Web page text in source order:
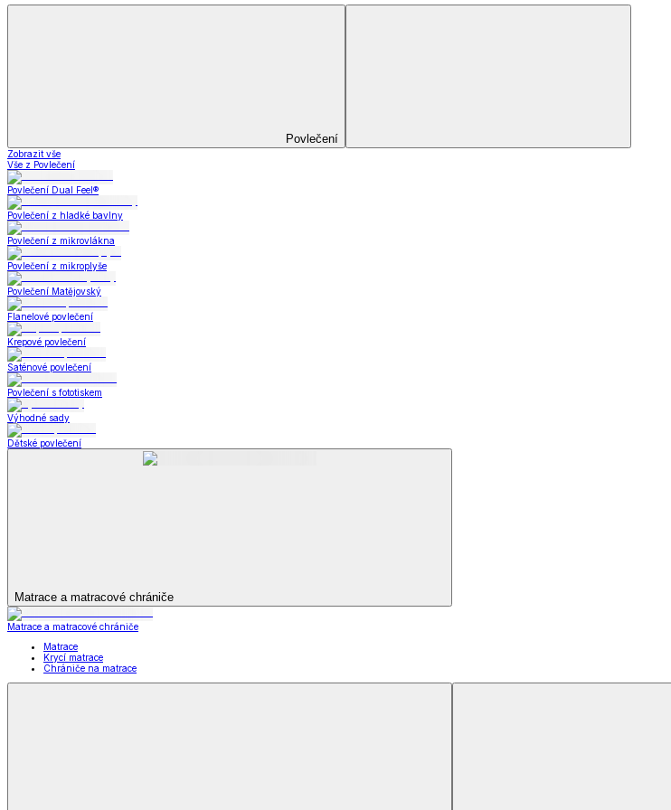
Zobrazit vše
Vše z Bytový textil
Deky a plédy
Deky a plédy
Beránkové soupravy
Beránkové deky
Televizní deky a pytle
Deky z mikroplyše
Vše z Deky a plédy
Beránkové soupravy
Beránkové deky
Televizní deky a pytle